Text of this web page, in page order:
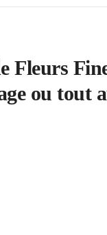
Fleurs
ou tout